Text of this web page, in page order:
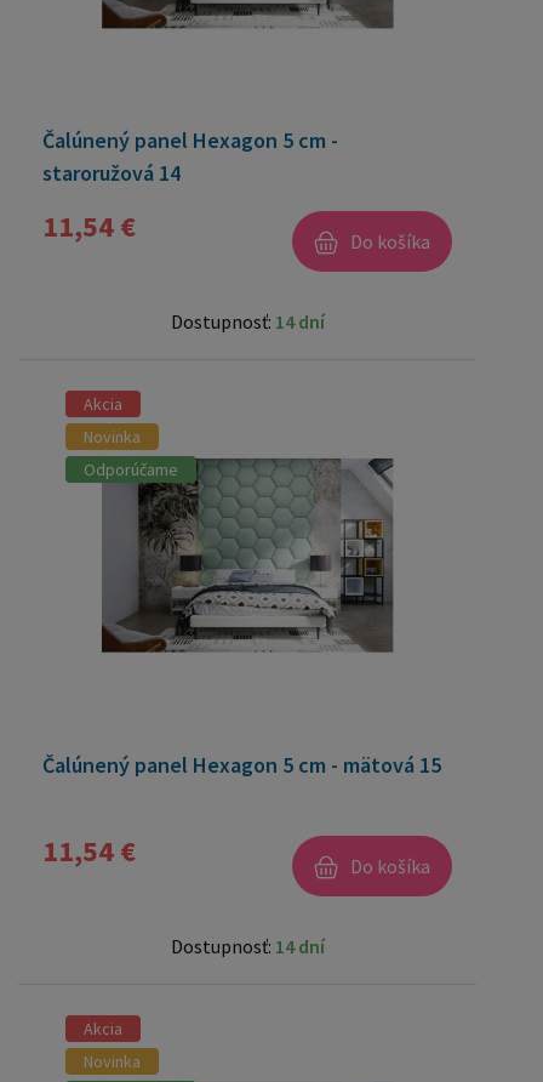
Čalúnený panel Hexagon 5 cm -
staroružová 14
11,54 € Do košíka
Dostupnosť: 14 dní
Akcia
Novinka
Odporúčame
Čalúnený panel Hexagon 5 cm - mätová 15
11,54 € Do košíka
Dostupnosť: 14 dní
Akcia
Novinka